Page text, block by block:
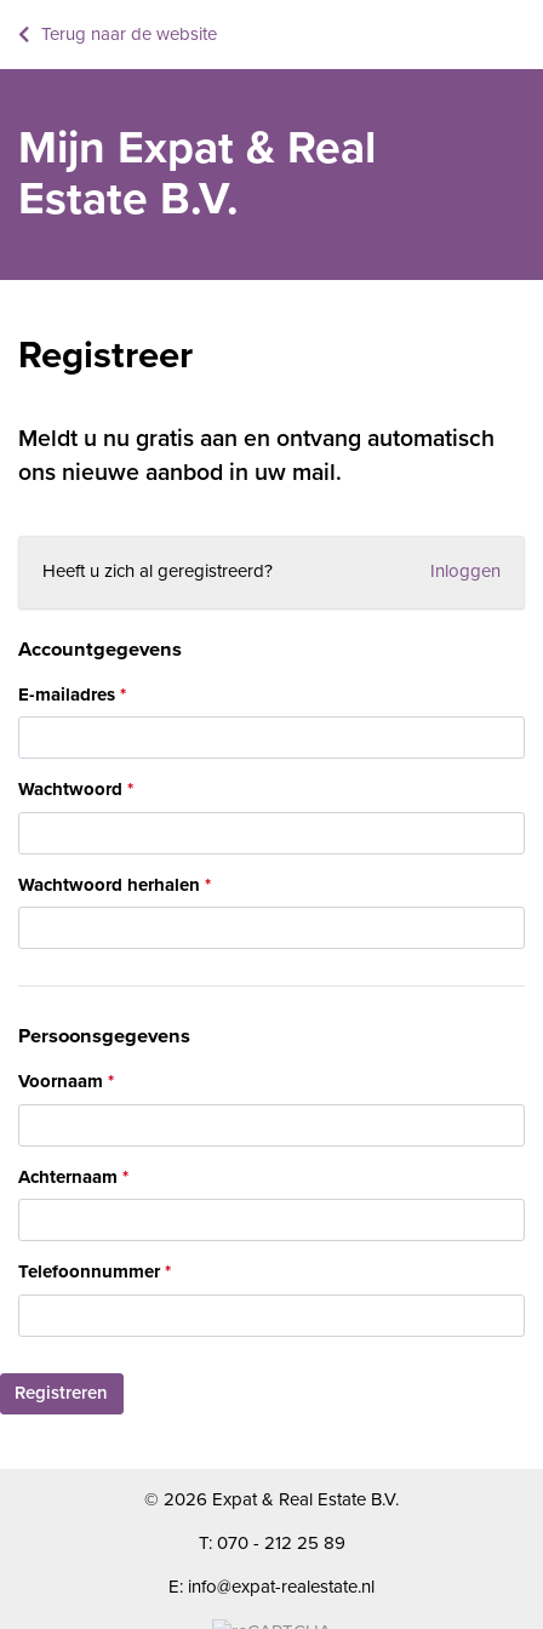
Terug naar de website
Mijn Expat & Real
Estate B.V.
Registreer
Meldt u nu gratis aan en ontvang automatisch
ons nieuwe aanbod in uw mail.
Heeft u zich al geregistreerd? Inloggen
Accountgegevens
E-mailadres
Wachtwoord
Wachtwoord herhalen
Persoonsgegevens
Voornaam
Achternaam
Telefoonnummer
Registreren
© 2026 Expat & Real Estate B.V.
T: 070 - 212 25 89
E: info@expat-realestate.nl